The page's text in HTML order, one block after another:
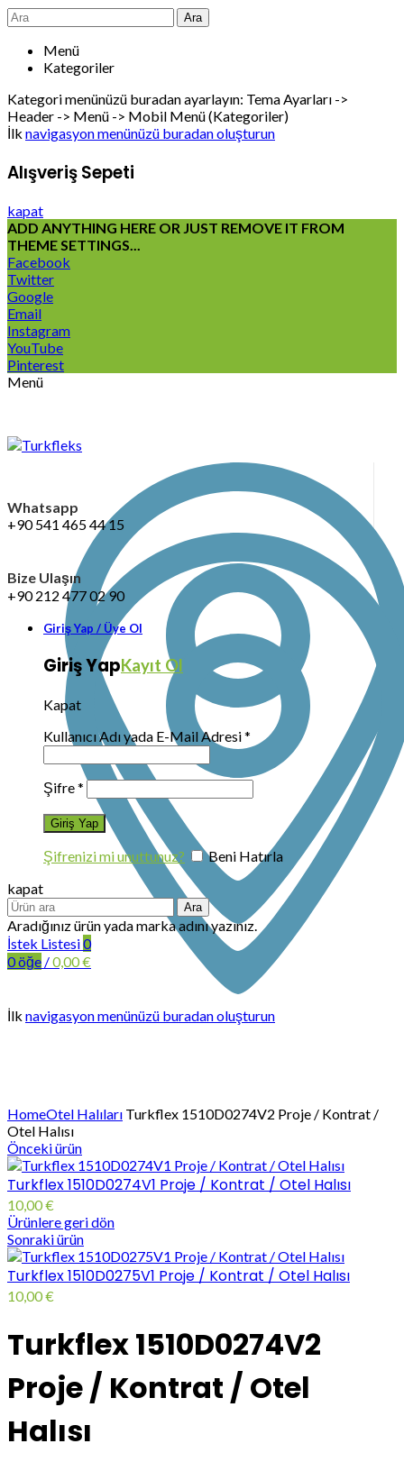
Ara
Menü
Kategoriler
Kategori menünüzü buradan ayarlayın: Tema Ayarları ->
Header -> Menü -> Mobil Menü (Kategoriler)
İlk navigasyon menünüzü buradan oluşturun
Alışveriş Sepeti
kapat
ADD ANYTHING HERE OR JUST REMOVE IT FROM
THEME SETTINGS...
Facebook
Twitter
Google
Email
Instagram
YouTube
Pinterest
Menü
Whatsapp
+90 541 465 44 15
Bize Ulaşın
+90 212 477 02 90
Giriş Yap / Üye Ol
Giriş YapKayıt Ol
Kapat
Kullanıcı Adı yada E-Mail Adresi*
Şifre*
Şifrenizi mi unuttunuz?
Beni Hatırla
kapat
Ara
Aradığınız ürün yada marka adını yazınız.
İstek Listesi0
0öğe /0,00€
İlk navigasyon menünüzü buradan oluşturun
HomeOtel Halıları Turkflex 1510D0274V2 Proje / Kontrat /
Otel Halısı
Önceki ürün
Turkflex 1510D0274V1 Proje / Kontrat / Otel Halısı
10,00€
Ürünlere geri dön
Sonraki ürün
Turkflex 1510D0275V1 Proje / Kontrat / Otel Halısı
10,00€
Turkflex 1510D0274V2
Proje / Kontrat / Otel
Halısı